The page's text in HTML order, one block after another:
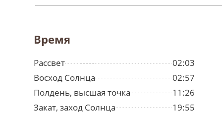
Время
Рассвет
02:03
Восход Солнца
02:57
Полдень, высшая точка
11:26
Закат, заход Солнца
19:55